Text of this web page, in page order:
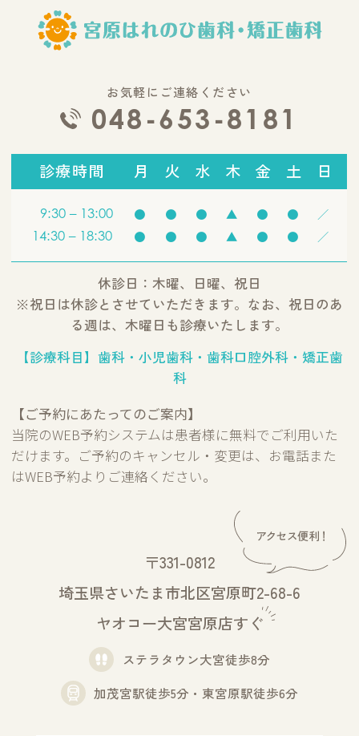
お気軽にご連絡ください
048-653-8181
診療時間 月 火 水 木 金 土 日
9:30 – 13:00 ● ● ● ▲ ● ● ／
14:30 – 18:30 ● ● ● ▲ ● ● ／
休診日：木曜、日曜、祝日
※祝日は休診とさせていただきます。なお、祝日のあ
る週は、木曜日も診療いたします。
【診療科目】歯科・小児歯科・歯科口腔外科・矯正歯
科
【ご予約にあたってのご案内】
当院のWEB予約システムは患者様に無料でご利用いた
だけます。ご予約のキャンセル・変更は、お電話また
はWEB予約よりご連絡ください。
〒331-0812
埼玉県さいたま市北区宮原町2-68-6
ヤオコー大宮宮原店すぐ
ステラタウン大宮徒歩8分
加茂宮駅徒歩5分・東宮原駅徒歩6分